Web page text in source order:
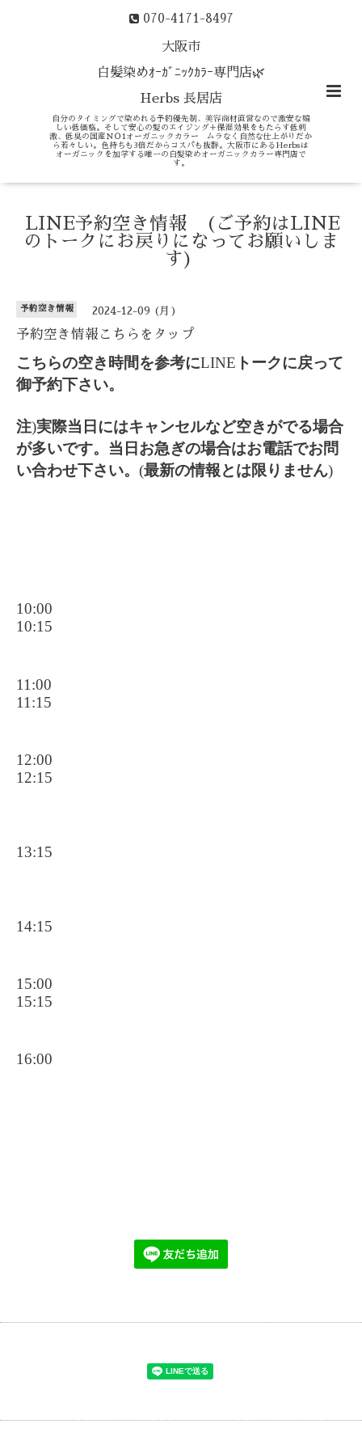
070-4171-8497
大阪市
白髪染めｵｰｶﾞﾆｯｸｶﾗｰ専門店🌿
Herbs 長居店
自分のタイミングで染めれる予約優先制、美容商材直営なので激安な嬉
しい低価格。そして安心の髪のエイジング＋保湿効果をもたらす低刺
激、低臭の国産ＮＯ1オーガニックカラー ムラなく自然な仕上がりだか
ら若々しい。色持ちも3倍だからコスパも抜群。大阪市にあるHerbsは
オーガニックを加学する唯一の白髪染めオーガニックカラー専門店で
す。
LINE予約空き情報 (ご予約はLINE
のトークにお戻りになってお願いしま
す)
予約空き情報 2024-12-09 (月)
予約空き情報こちらをタップ
こちらの空き時間を参考にLINE トークに戻って
御予約下さい。
注)実際当日にはキャンセルなど空きがでる場合
が多いです。当日お急ぎの場合はお電話でお問
い合わせ下さい。 (最新の情報とは限りません)
10:00
10:15
11:00
11:15
12:00
12:15
13:15
14:15
15:00
15:15
16:00